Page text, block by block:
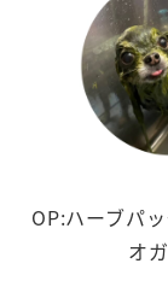
OP:ハーブパ
オ